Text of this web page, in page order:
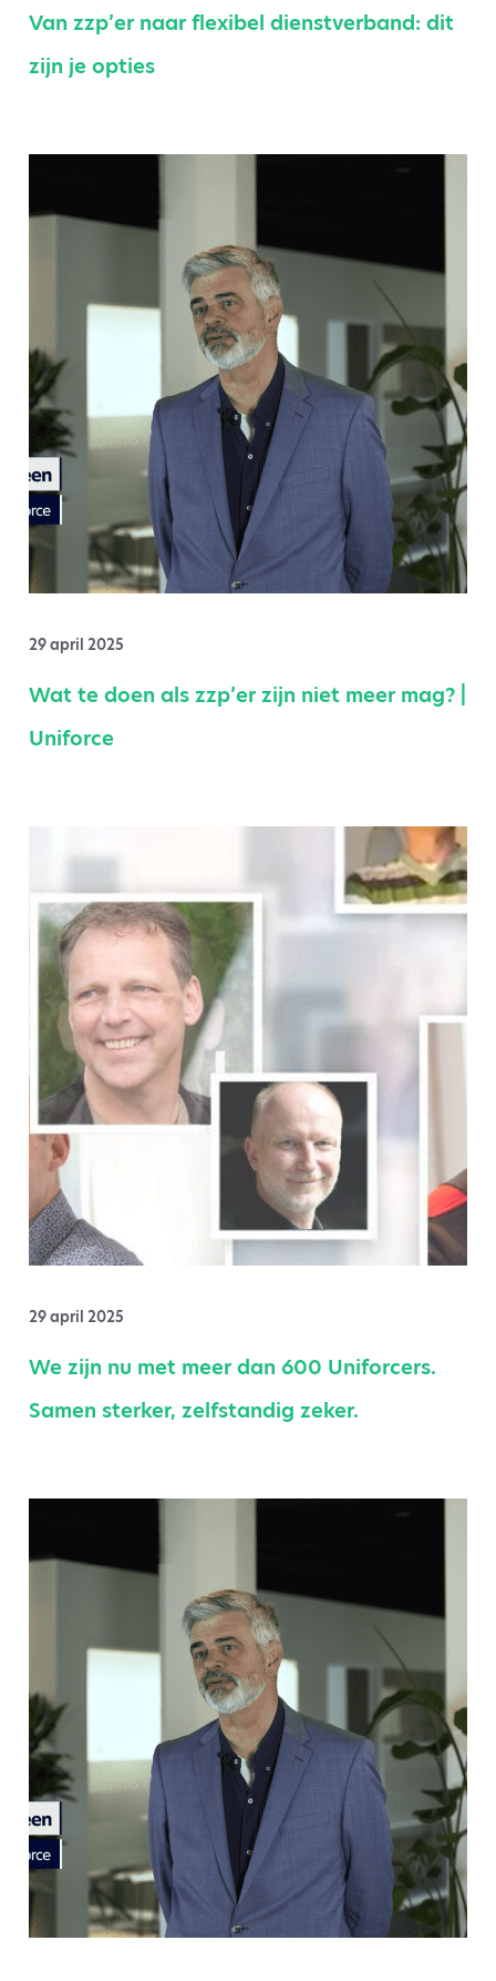
Van zzp’er naar flexibel dienstverband: dit
zijn je opties
29 april 2025
Wat te doen als zzp’er zijn niet meer mag? |
Uniforce
29 april 2025
We zijn nu met meer dan 600 Uniforcers.
Samen sterker, zelfstandig zeker.